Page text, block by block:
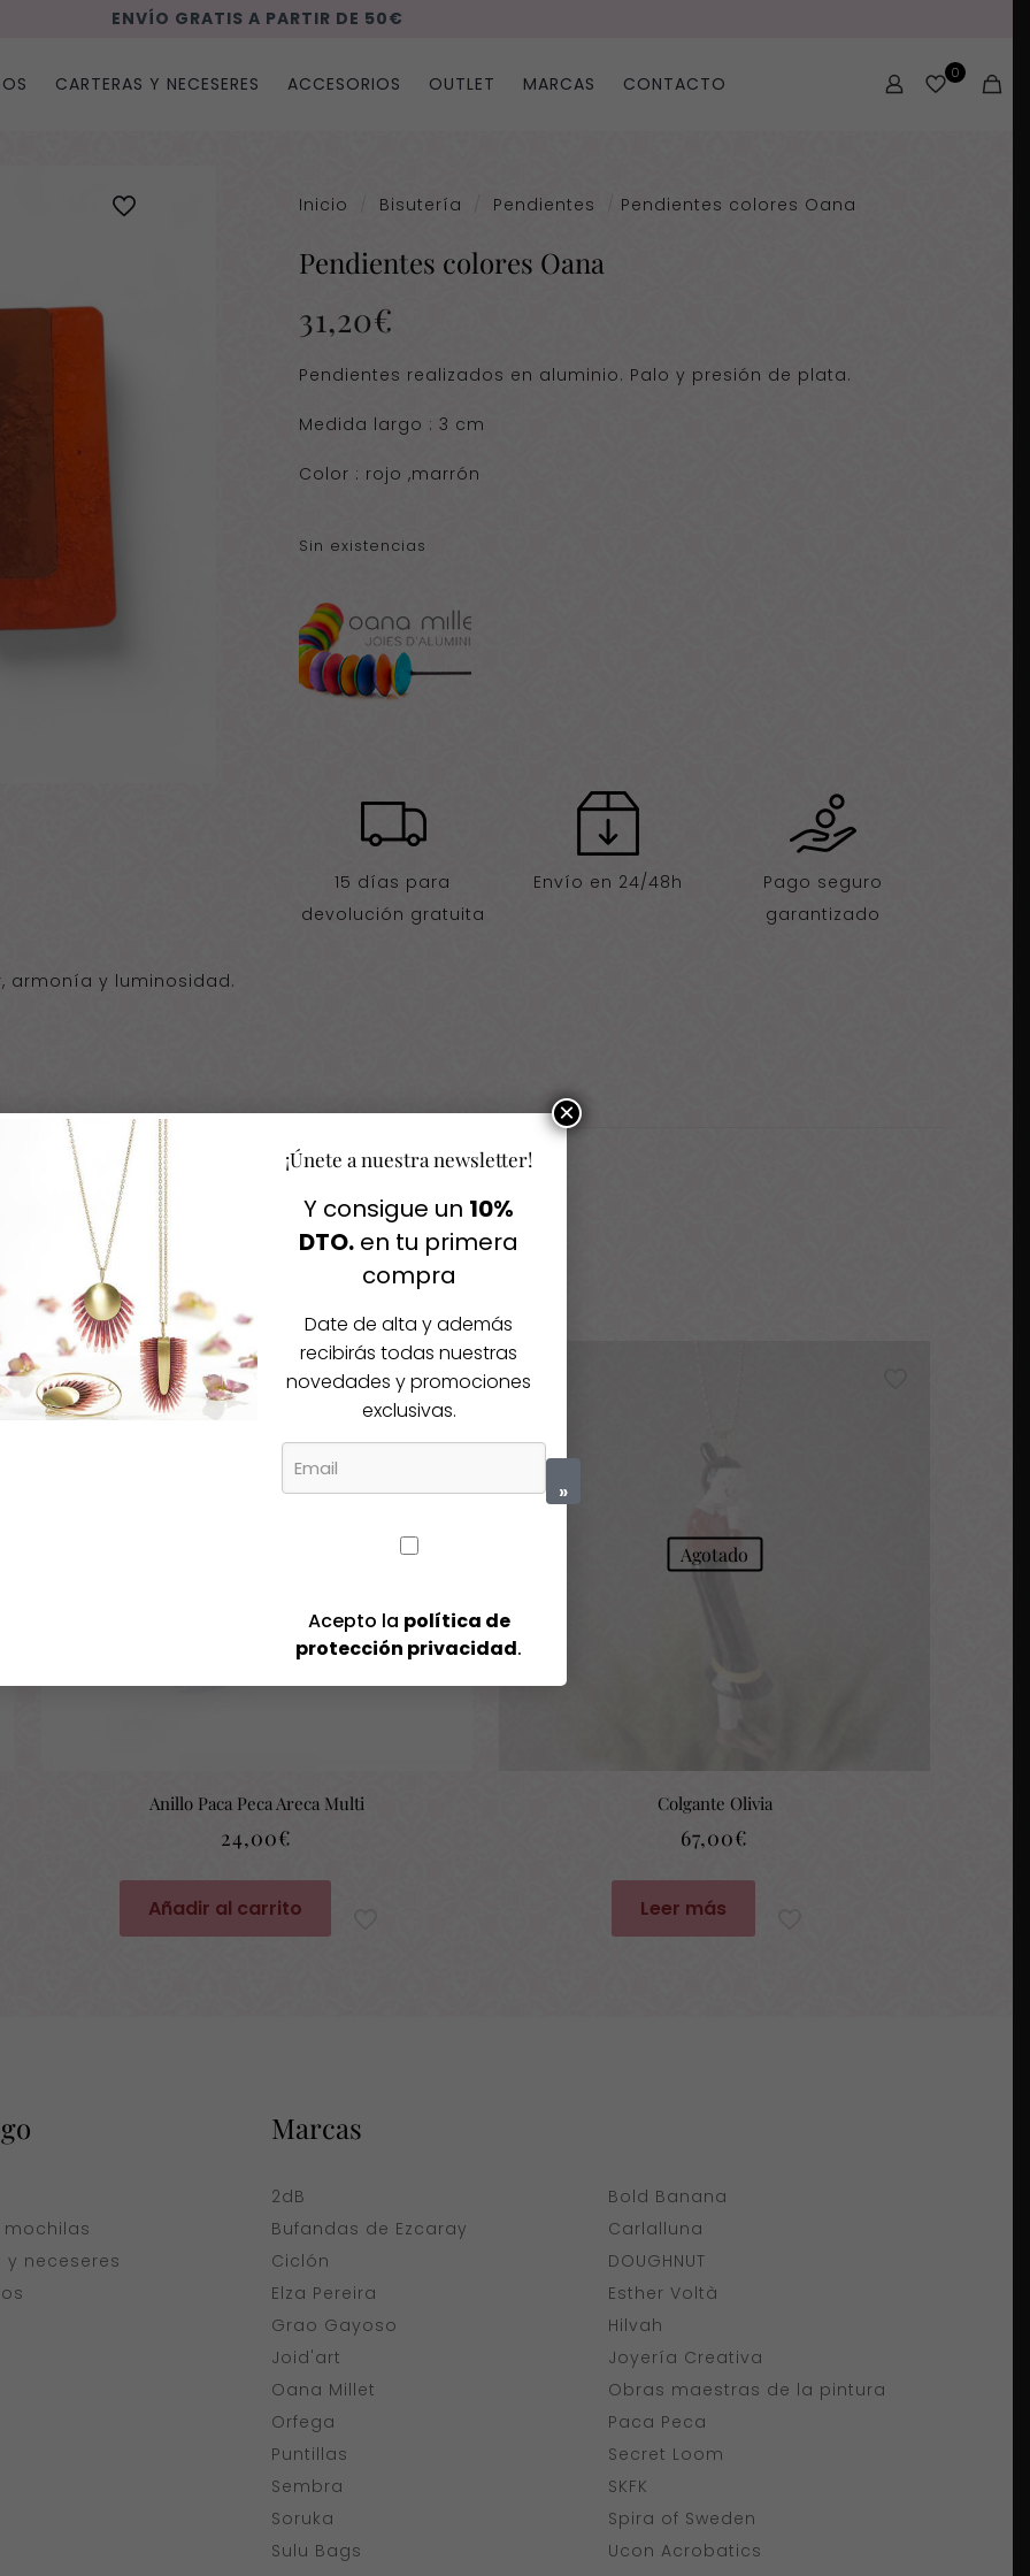
ENVÍO GRATIS A PARTIR DE 50€
CARTERAS Y NECESERES ACCESORIOS OUTLET MARCAS CONTACTO 0
Inicio Bisutería Pendientes Pendientes colores Oana
Pendientes colores Oana
31,20€
Pendientes realizados en aluminio. Palo y presión de plata.
Medida largo : 3 cm
Color : rojo ,marrón
Sin existencias
15 días para
devolución gratuita
Envío en 24/48h
Pago seguro
garantizado
armonía y luminosidad.
Igual te gusta
productos
Anillo Paca Peca Areca Multi
24,00€
Añadir al carrito
Agotado
Colgante Olivia
67,00€
Leer más
mochilas
y neceseres
Marcas
2dB
Bold Banana
Bufandas de Ezcaray
Carlalluna
Ciclón
DOUGHNUT
Elza Pereira
Esther Voltà
Grao Gayoso
Hilvah
Joid'art
Joyería Creativa
Oana Millet
Obras maestras de la pintura
Orfega
Paca Peca
Puntillas
Secret Loom
Sembra
SKFK
Soruka
Spira of Sweden
Sulu Bags
Ucon Acrobatics
¡Únete a nuestra newsletter!
Y consigue un 10%
DTO. en tu primera
compra
Date de alta y además
recibirás todas nuestras
novedades y promociones
exclusivas.
»
Acepto la política de
protección privacidad.
×